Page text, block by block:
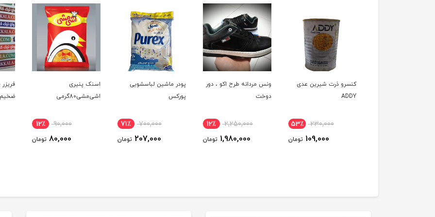
کنسرو ذرت شیرین عدی
ADDY
230,000 53٪
109,000 تومان
ونس مردانه طرح اکو ، دور
دوخت
2,250,000 12٪
1,980,000 تومان
پودر ماشین لباسشویی
پورکس
700,000 71٪
207,000 تومان
اسنک پنیری
اشی‌مشی80گرمی
90,000 12٪
80,000 تومان
ضخیم 1000گرمی